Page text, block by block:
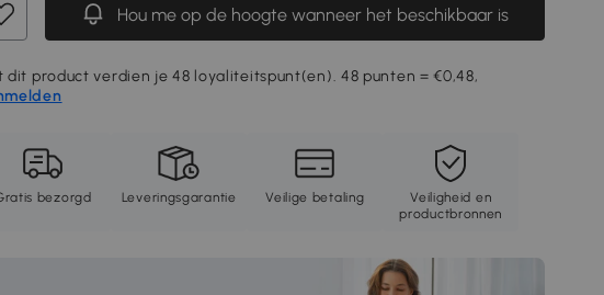
Hou me op de hoogte wanneer het beschikbaar is
dit product verdien je 48 loyaliteitspunt(en). 48 punten = €0,48,
bezorgd Leveringsgarantie Veilige betaling
Veiligheid en
productbronnen